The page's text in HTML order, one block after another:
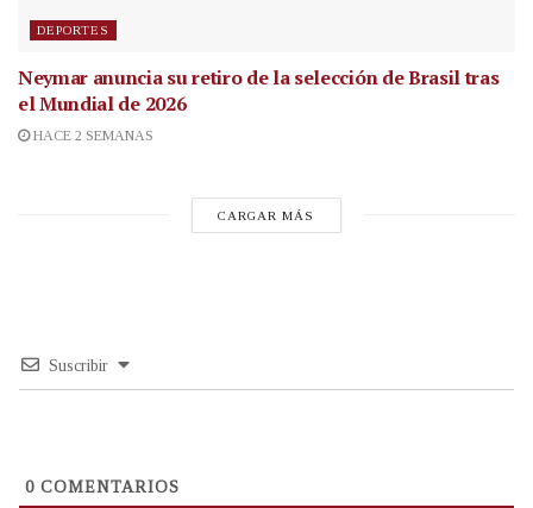
DEPORTES
Neymar anuncia su retiro de la selección de Brasil tras
el Mundial de 2026
HACE 2 SEMANAS
CARGAR MÁS
Suscribir
0 COMENTARIOS